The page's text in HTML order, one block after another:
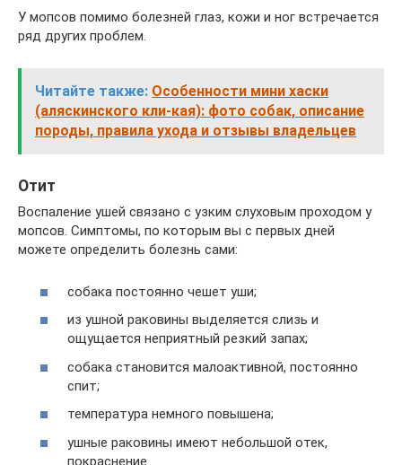
У мопсов помимо болезней глаз, кожи и ног встречается
ряд других проблем.
Читайте также: Особенности мини хаски
(аляскинского кли-кая): фото собак, описание
породы, правила ухода и отзывы владельцев
Отит
Воспаление ушей связано с узким слуховым проходом у
мопсов. Симптомы, по которым вы с первых дней
можете определить болезнь сами:
собака постоянно чешет уши;
из ушной раковины выделяется слизь и
ощущается неприятный резкий запах;
собака становится малоактивной, постоянно
спит;
температура немного повышена;
ушные раковины имеют небольшой отек,
покраснение.